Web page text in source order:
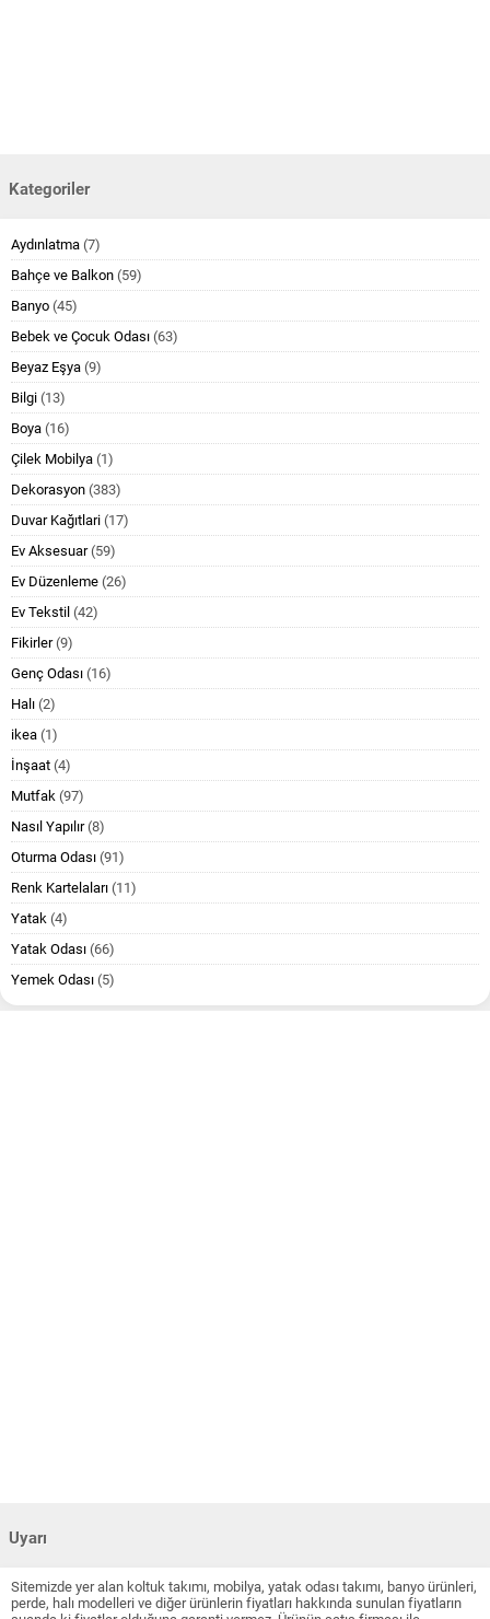
Kategoriler
Aydınlatma (7)
Bahçe ve Balkon (59)
Banyo (45)
Bebek ve Çocuk Odası (63)
Beyaz Eşya (9)
Bilgi (13)
Boya (16)
Çilek Mobilya (1)
Dekorasyon (383)
Duvar Kağıtlari (17)
Ev Aksesuar(59)
Ev Düzenleme (26)
Ev Tekstil (42)
Fikirler(9)
Genç Odası (16)
Halı (2)
ikea (1)
İnşaat (4)
Mutfak (97)
Nasıl Yapılır(8)
Oturma Odası (91)
Renk Kartelaları (11)
Yatak (4)
Yatak Odası (66)
Yemek Odası (5)
Uyarı
Sitemizde yer alan koltuk takımı, mobilya, yatak odası takımı, banyo ürünleri,
perde, halı modelleri ve diğer ürünlerin fiyatları hakkında sunulan fiyatların